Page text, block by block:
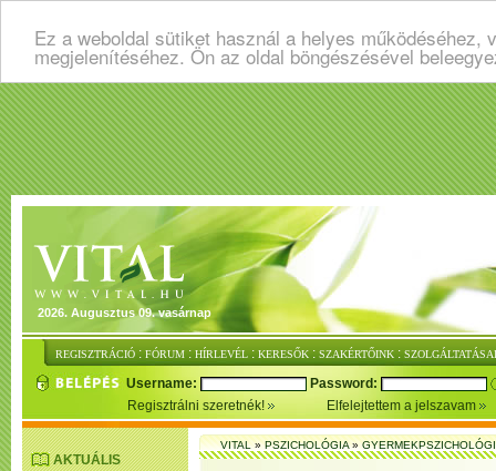
Ez a weboldal sütiket használ a helyes
megjelenítéséhez. Ön az oldal böngészésével
2026. Augusztus 09. vasárnap
REGISZTRÁCIÓ : FÓRUM : HÍRLEVÉL : KERESŐK : SZAKÉRTŐINK :
Username:
Password:
Regisztrálni szeretnék!
Elfelejtettem a jelszavam
AKTUÁLIS
VITAL»PSZICHOLÓGIA»